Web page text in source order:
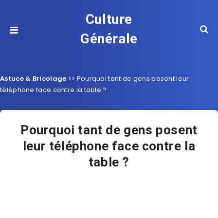
Culture
Générale
Astuce & Bricolage >> Pourquoi tant de gens posent leur
téléphone face contre la table ?
Pourquoi tant de gens posent
leur téléphone face contre la
table ?